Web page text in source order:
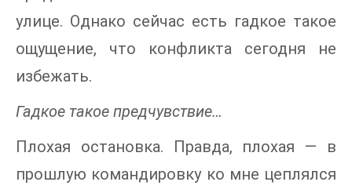
улице. Однако сейчас есть гадкое такое
ощущение, что конфликта сегодня не
избежать.
Гадкое такое предчувствие…
Плохая остановка. Правда, плохая — в
прошлую командировку ко мне цеплялся